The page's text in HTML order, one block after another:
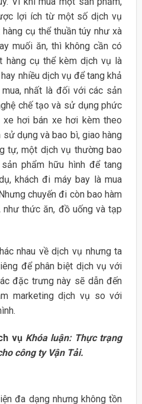
lợi ích từ một số dịch vụ
cụ thể thuần túy như xà
muối ăn, thì không cần có
cụ thể kèm dịch vụ là
nhiều dịch vụ để tang khả
nhất là đối với các sản
chế tạo và sử dụng phức
hơi bán xe hơi kèm theo
dụng và bao bì, giao hàng
tự, một dịch vụ thường bao
phẩm hữu hình để tang
khách đi máy bay là mua
chuyến đi còn bao hàm
thức ăn, đồ uống và tạp
nhau về dịch vụ nhưng ta
để phân biệt dịch vụ với
đặc trưng này sẽ dẫn đến
marketing dịch vụ so với
vụ Khóa luận: Thực trạng
công ty Vận Tải.
đa dạng nhưng không tồn